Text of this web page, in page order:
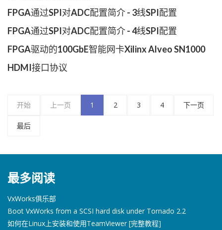
FPGA通过SPI对ADC配置简介 - 3线SPI配置
FPGA通过SPI对ADC配置简介 - 4线SPI配置
FPGA驱动的100GbE智能网卡Xilinx Alveo SN1000
HDMI接口协议
开始 上一页 1 2 3 4 下一页
最后
最多阅读
VxWorks俱乐部
Boot VxWorks from a SCSI hard disk under Tornado 2.2
如何在Linux上安装和使用TeamViewer [完整教程]